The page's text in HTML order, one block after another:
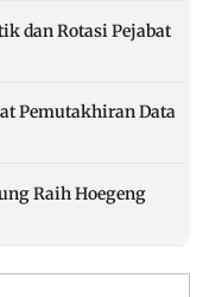
dan Rotasi Pejabat
Pemutakhiran Data
Raih Hoegeng